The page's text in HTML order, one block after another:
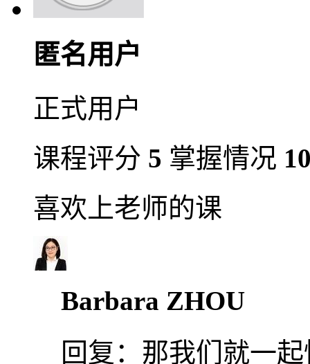
匿名用户
正式用户
课程评分 5 掌握情况
喜欢上老师的课
Barbara ZHOU
回复： 那我们就一